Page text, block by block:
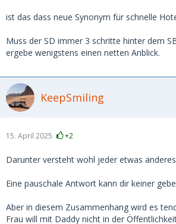
ist das dass neue Synonym für schnelle
Muss der SD immer 3 schritte hinter dem
ergebe wenigstens einen netten Anblick.
KeepSmiling
15. April 2025 +2
Darunter versteht wohl jeder etwas
Eine pauschale Antwort kann dir keiner
Aber in diesem Zusammenhang wird es
Frau will mit Daddy nicht in der